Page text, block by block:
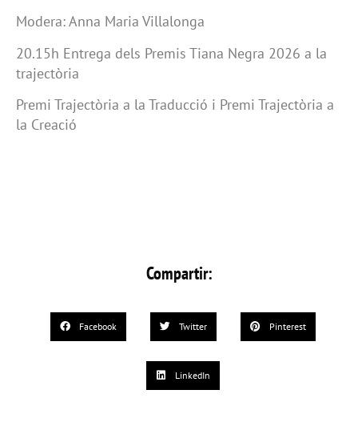
Modera: Anna Maria Villalonga
20.15h Entrega dels Premis Tiana Negra 2026 a la
trajectòria
Premi Trajectòria a la Traducció i Premi Trajectòria a
la Creació
Compartir:
Facebook Twitter Pinterest
LinkedIn